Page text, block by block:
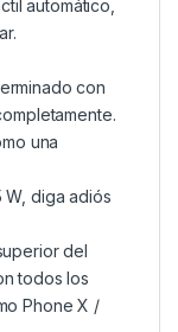
automático,
con
una
diga adiós
del
todos los
Phone X /